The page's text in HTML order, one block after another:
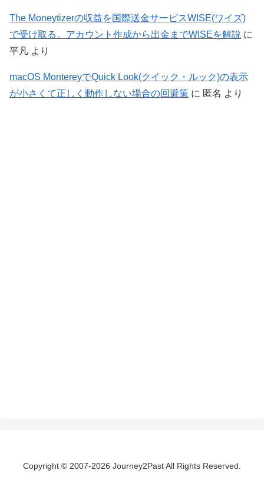
The Moneytizerの収益を国際送金サービスWISE(ワイズ)
で受け取る。アカウント作成から出金までWISEを解説 に
平凡 より
macOS MontereyでQuick Look(クイック・ルック)の表示
が小さくて正しく動作しない場合の回避策 に 匿名 より
Copyright © 2007-2026 Journey2Past All Rights Reserved.